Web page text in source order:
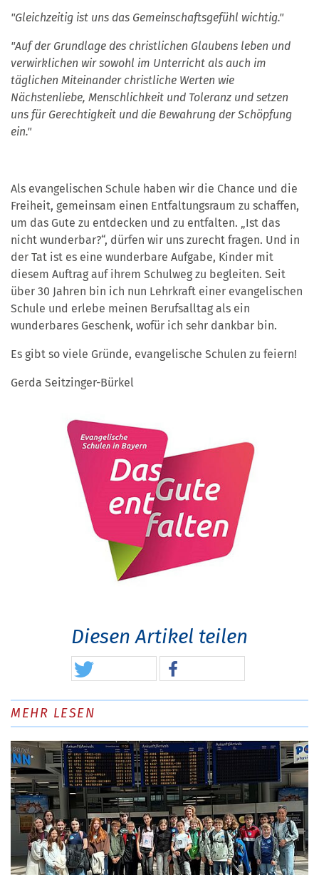
"Gleichzeitig ist uns das Gemeinschaftsgefühl wichtig."
"Auf der Grundlage des christlichen Glaubens leben und
verwirklichen wir sowohl im Unterricht als auch im
täglichen Miteinander christliche Werten wie
Nächstenliebe, Menschlichkeit und Toleranz und setzen
uns für Gerechtigkeit und die Bewahrung der Schöpfung
ein."
Als evangelischen Schule haben wir die Chance und die
Freiheit, gemeinsam einen Entfaltungsraum zu schaffen,
um das Gute zu entdecken und zu entfalten. „Ist das
nicht wunderbar?“, dürfen wir uns zurecht fragen. Und in
der Tat ist es eine wunderbare Aufgabe, Kinder mit
diesem Auftrag auf ihrem Schulweg zu begleiten. Seit
über 30 Jahren bin ich nun Lehrkraft einer evangelischen
Schule und erlebe meinen Berufsalltag als ein
wunderbares Geschenk, wofür ich sehr dankbar bin.
Es gibt so viele Gründe, evangelische Schulen zu feiern!
Gerda Seitzinger-Bürkel
Diesen Artikel teilen
MEHR LESEN